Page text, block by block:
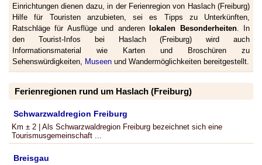
Einrichtungen dienen dazu, in der Ferienregion von Haslach (Freiburg)
Hilfe für Touristen anzubieten, sei es Tipps zu Unterkünften,
Ratschläge für Ausflüge und anderen
lokalen Besonderheiten. In
den Tourist-Infos bei Haslach (Freiburg) wird auch
Informationsmaterial wie Karten und Broschüren zu
Sehenswürdigkeiten, Museen und Wandermöglichkeiten bereitgestellt.
Ferienregionen rund um Haslach (Freiburg)
Schwarzwaldregion Freiburg
Km ± 2 | Als Schwarzwaldregion Freiburg bezeichnet sich eine
Tourismusgemeinschaft ...
Breisgau